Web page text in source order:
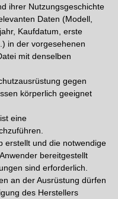
ihrer Nutzungsgeschichte
Daten (Modell,
Kaufdatum, erste
in der vorgesehenen
mit denselben
gegen
körperlich geeignet
eine
erstellt und die notwendige
bereitgestellt
sind erforderlich.
an der Ausrüstung dürfen
des Herstellers